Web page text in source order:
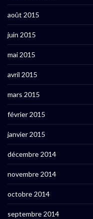
août 2015
juin 2015
mai 2015
avril 2015
mars 2015
février 2015
janvier 2015
décembre 2014
novembre 2014
octobre 2014
septembre 2014